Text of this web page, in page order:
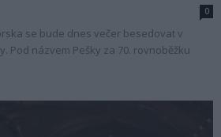
0
se bude dnes večer besedovat v
Pod názvem Pešky za 70. rovnoběžku